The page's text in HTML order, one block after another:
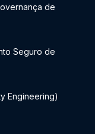
de
Seguro de
Engineering)